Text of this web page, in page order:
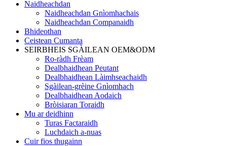
Naidheachdan
Naidheachdan Gnìomhachais
Naidheachdan Companaidh
Bhideothan
Ceistean Cumanta
SEIRBHEIS SGÀILEAN OEM&ODM
Ro-ràdh Frèam
Dealbhaidhean Peutant
Dealbhaidhean Làimhseachaidh
Sgàilean-grèine Gnìomhach
Dealbhaidhean Aodaich
Bròisiaran Toraidh
Mu ar deidhinn
Turas Factaraidh
Luchdaich a-nuas
Cuir fios thugainn